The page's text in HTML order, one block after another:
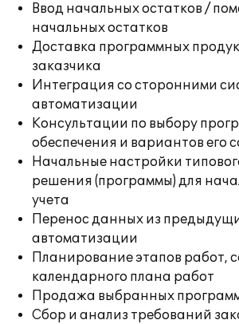
Ввод начальных остатков /
начальных остатков
Доставка программных
заказчика
Интеграция со сторонними
автоматизации
Консультации по выбору
обеспечения и вариантов его
Начальные настройки
решения (программы) для
учета
Перенос данных из
автоматизации
Планирование этапов работ,
календарного плана работ
Продажа выбранных
Сбор и анализ требований